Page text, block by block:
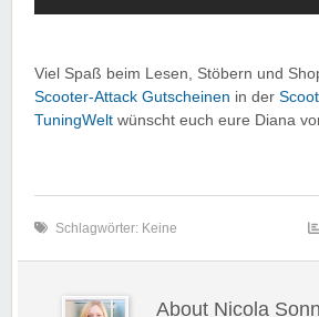
Viel Spaß beim Lesen, Stöbern und
Scooter-Attack Gutscheinen in der
TuningWelt wünscht euch eure Diana
Schlagwörter: Keine
About Nicola